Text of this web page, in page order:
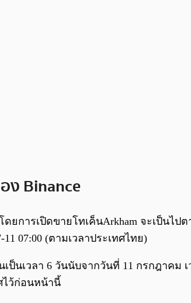
ง Binance
ดยการเปิดขายโทเค็นArkham จะเป็น
07:00 (ตามเวลาประเทศไทย)
นเวลา 6 วันนับจากวันที่ 11 กรกฎาคม
ไว้ก่อนหน้านี้